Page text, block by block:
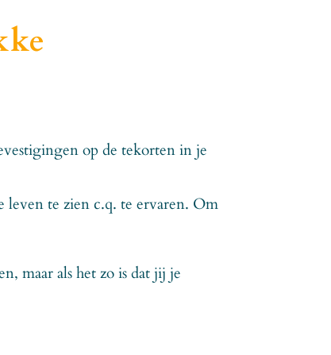
op de tekorten in je
te zien c.q. te ervaren. Om
maar als het zo is dat jij je